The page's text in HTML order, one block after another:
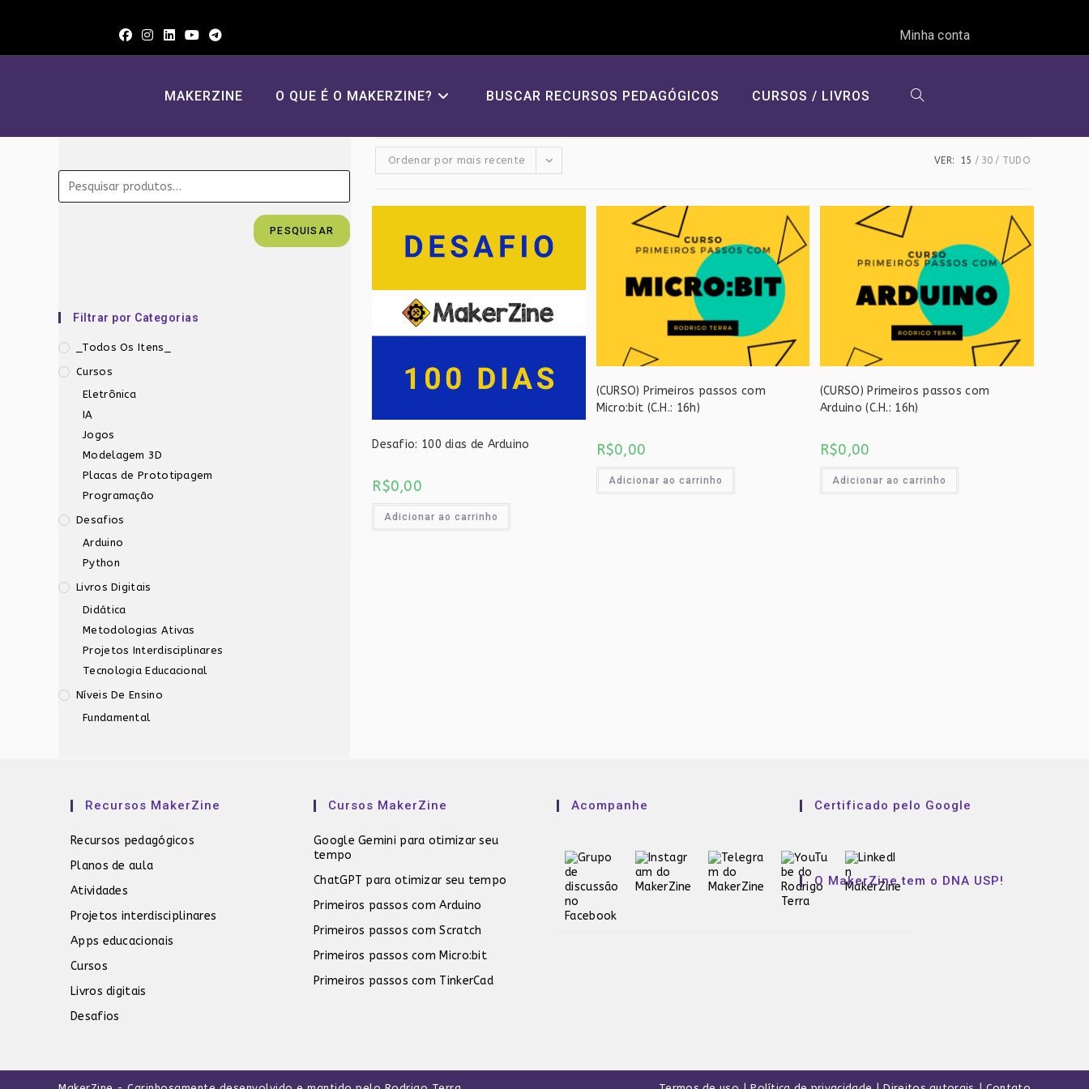
Minha conta
MAKERZINE O QUE É O MAKERZINE? BUSCAR RECURSOS PEDAGÓGICOS CURSOS / LIVROS ALTERNAR
DO
SITE
PESQUISAR
Filtrar por Categorias
_Todos Os Itens_
Cursos
Eletrônica
IA
Jogos
Modelagem 3D
Placas de Prototipagem
Programação
Desafios
Arduino
Python
Livros Digitais
Didática
Metodologias Ativas
Projetos Interdisciplinares
Tecnologia Educacional
Níveis De Ensino
Fundamental
Ordenar por mais recente VER: 15 30 TUDO
Desafio: 100 dias de Arduino
R$0,00
Adicionar ao carrinho
(CURSO) Primeiros passos com
Micro:bit (C.H.: 16h)
R$0,00
Adicionar ao carrinho
(CURSO) Primeiros passos com
Arduino (C.H.: 16h)
R$0,00
Adicionar ao carrinho
Recursos MakerZine
Recursos pedagógicos
Planos de aula
Atividades
Projetos interdisciplinares
Apps educacionais
Cursos
Livros digitais
Desafios
Cursos MakerZine
Google Gemini para otimizar seu
tempo
ChatGPT para otimizar seu tempo
Primeiros passos com Arduino
Primeiros passos com Scratch
Primeiros passos com Micro:bit
Primeiros passos com TinkerCad
Acompanhe Certificado pelo Google
O MakerZine tem o DNA USP!